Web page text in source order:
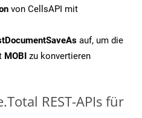
von CellsAPI mit
auf, um die
MOBI zu konvertieren
REST-APIs für